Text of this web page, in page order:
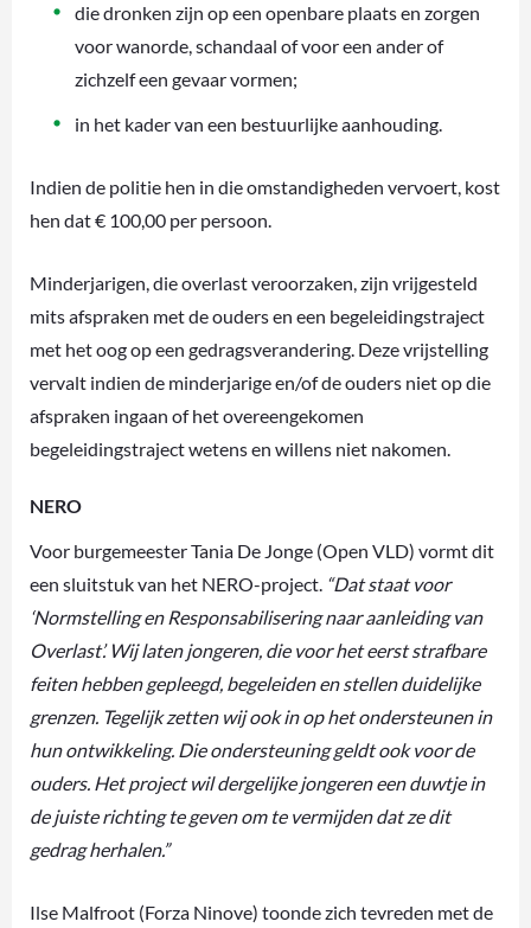
die dronken zijn op een openbare plaats en zorgen
voor wanorde, schandaal of voor een ander of
zichzelf een gevaar vormen;
in het kader van een bestuurlijke aanhouding.
Indien de politie hen in die omstandigheden vervoert, kost
hen dat € 100,00 per persoon.
Minderjarigen, die overlast veroorzaken, zijn vrijgesteld
mits afspraken met de ouders en een begeleidingstraject
met het oog op een gedragsverandering. Deze vrijstelling
vervalt indien de minderjarige en/of de ouders niet op die
afspraken ingaan of het overeengekomen
begeleidingstraject wetens en willens niet nakomen.
NERO
Voor burgemeester Tania De Jonge (Open VLD) vormt dit
een sluitstuk van het NERO-project. “Dat staat voor
‘Normstelling en Responsabilisering naar aanleiding van
Overlast’. Wij laten jongeren, die voor het eerst strafbare
feiten hebben gepleegd, begeleiden en stellen duidelijke
grenzen. Tegelijk zetten wij ook in op het ondersteunen in
hun ontwikkeling. Die ondersteuning geldt ook voor de
ouders. Het project wil dergelijke jongeren een duwtje in
de juiste richting te geven om te vermijden dat ze dit
gedrag herhalen.”
Ilse Malfroot (Forza Ninove) toonde zich tevreden met de